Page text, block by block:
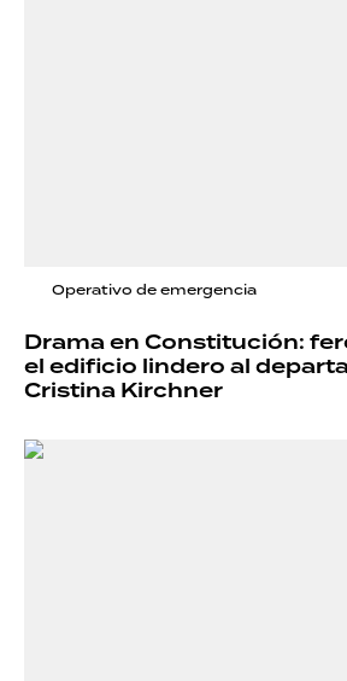
Operativo de emergencia
Drama en Constitución:
el edificio lindero al
Cristina Kirchner